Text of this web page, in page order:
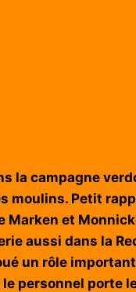
la campagne
moulins. Petit
et
aussi dans la
un rôle
personnel porte